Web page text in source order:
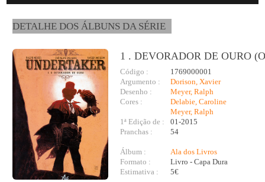
DETALHE DOS ÁLBUNS DA SÉRIE
1 . DEVORADOR DE OURO
Código :
1769000001
Argumento :
Dorison, Xavier
Desenho :
Meyer, Ralph
Cores :
Delabie, Caroline
Meyer, Ralph
1ª Edição de :
01-2015
Pranchas :
54
Álbum :
Ala dos Livros
Formato :
Livro - Capa Dura
Estimativa :
5€